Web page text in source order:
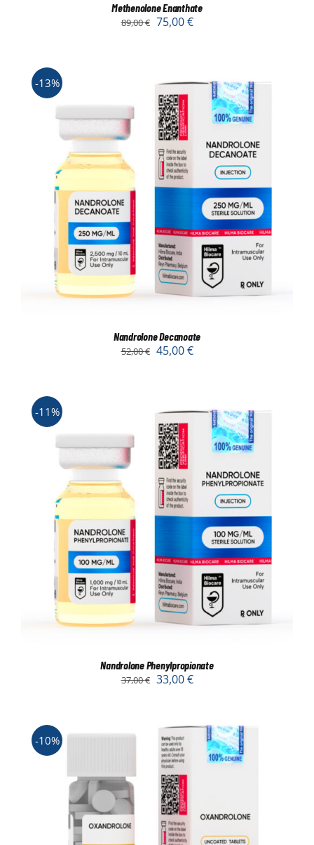
Methenolone Enanthate
89,00€ 75,00€
-13%
Nandrolone Decanoate
52,00€ 45,00€
-11%
Nandrolone Phenylpropionate
37,00€ 33,00€
-10%